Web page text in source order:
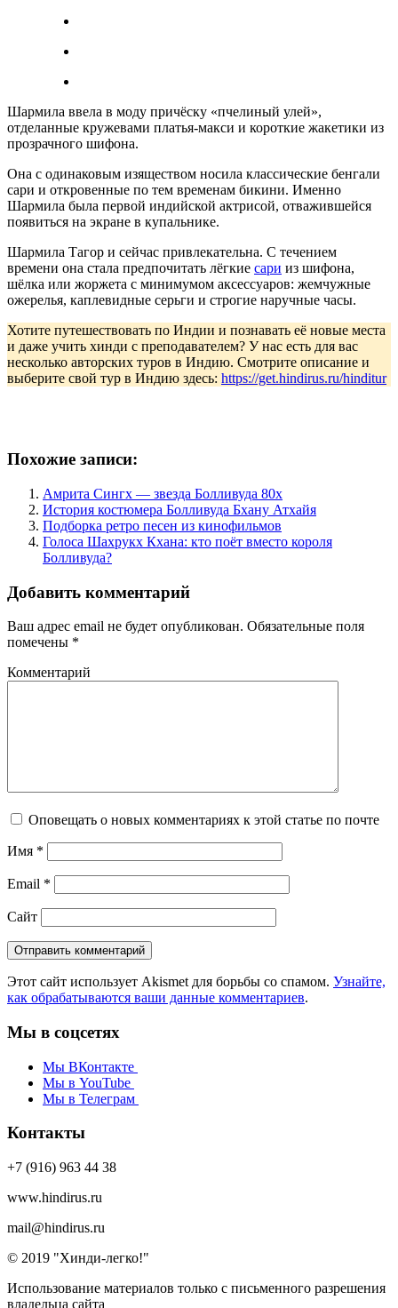
Шармила ввела в моду причёску «пчелиный улей»,
отделанные кружевами платья-макси и короткие жакетики из
прозрачного шифона.
Она с одинаковым изяществом носила классические бенгали
сари и откровенные по тем временам бикини. Именно
Шармила была первой индийской актрисой, отважившейся
появиться на экране в купальнике.
Шармила Тагор и сейчас привлекательна. С течением
времени она стала предпочитать лёгкие сари из шифона,
шёлка или жоржета с минимумом аксессуаров: жемчужные
ожерелья, каплевидные серьги и строгие наручные часы.
Хотите путешествовать по Индии и познавать её новые места
и даже учить хинди с преподавателем? У нас есть для вас
несколько авторских туров в Индию. Смотрите описание и
выберите свой тур в Индию здесь: https://get.hindirus.ru/hinditur
Похожие записи:
Амрита Сингх — звезда Болливуда 80х
История костюмера Болливуда Бхану Атхайя
Подборка ретро песен из кинофильмов
Голоса Шахрукх Кхана: кто поёт вместо короля
Болливуда?
Добавить комментарий
Ваш адрес email не будет опубликован. Обязательные поля
помечены *
Комментарий
Оповещать о новых комментариях к этой статье по почте
Имя *
Email *
Сайт
Этот сайт использует Akismet для борьбы со спамом. Узнайте,
как обрабатываются ваши данные комментариев.
Мы в соцсетях
Мы ВКонтакте
Мы в YouTube
Мы в Телеграм
Контакты
+7 (916) 963 44 38
www.hindirus.ru
mail@hindirus.ru
© 2019 "Хинди-легко!"
Использование материалов только с письменного разрешения
владельца сайта